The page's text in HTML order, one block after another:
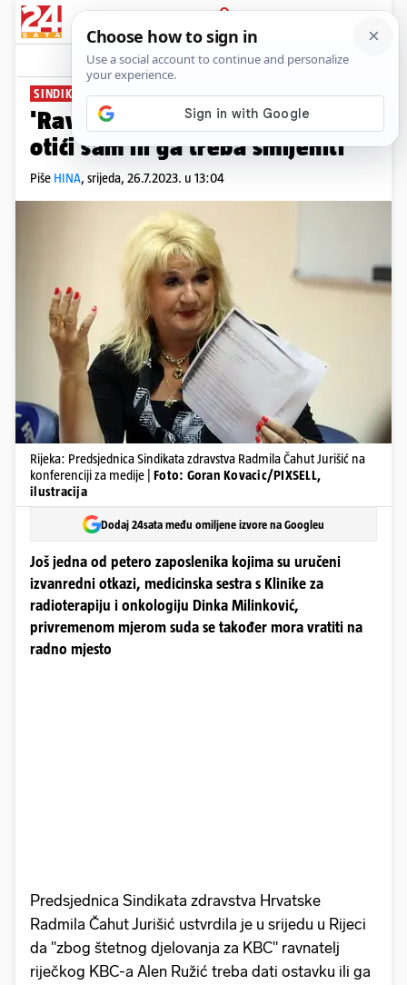
PRIJAVA
News Komentari
SINDIKATI PORUČUJU:
'Ravnatelj riječkog KBC-a mora
otići sam ili ga treba smijeniti'
Piše HINA, srijeda, 26.7.2023. u 13:04
Rijeka: Predsjednica Sindikata zdravstva Radmila Čahut Jurišić na
konferenciji za medije | Foto: Goran Kovacic/PIXSELL,
ilustracija
Dodaj 24sata među omiljene izvore na Googleu
Još jedna od petero zaposlenika kojima su uručeni
izvanredni otkazi, medicinska sestra s Klinike za
radioterapiju i onkologiju Dinka Milinković,
privremenom mjerom suda se također mora vratiti na
radno mjesto
Predsjednica Sindikata zdravstva Hrvatske
Radmila Čahut Jurišić ustvrdila je u srijedu u Rijeci
da "zbog štetnog djelovanja za KBC" ravnatelj
riječkog KBC-a Alen Ružić treba dati ostavku ili ga